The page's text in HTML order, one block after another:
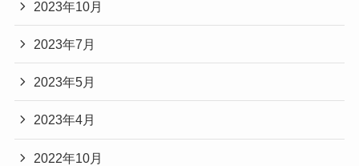
2023年10月
2023年7月
2023年5月
2023年4月
2022年10月